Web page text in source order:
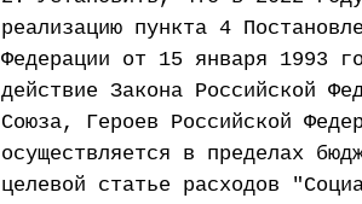
реализацию пункта 4
Федерации от 15 января 1993
действие Закона Российской
Союза, Героев Российской
осуществляется в пределах
целевой статье расходов